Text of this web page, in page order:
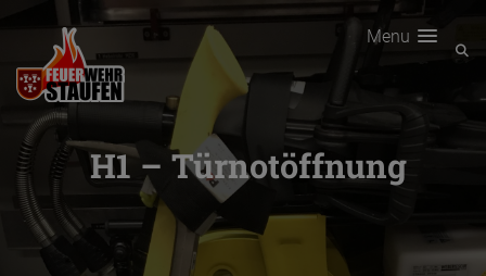
Menu
H1 – Türnotöffnung